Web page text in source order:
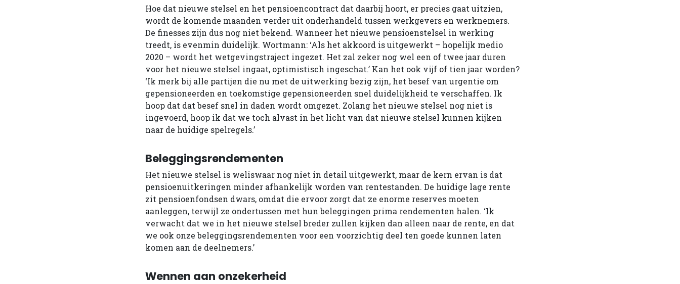
Hoe dat nieuwe stelsel en het pensioencontract dat daarbij hoort, er precies gaat uitzien,
wordt de komende maanden verder uit onderhandeld tussen werkgevers en werknemers.
De finesses zijn dus nog niet bekend. Wanneer het nieuwe pensioenstelsel in werking
treedt, is evenmin duidelijk. Wortmann: ‘Als het akkoord is uitgewerkt – hopelijk medio
2020 – wordt het wetgevingstraject ingezet. Het zal zeker nog wel een of twee jaar duren
voor het nieuwe stelsel ingaat, optimistisch ingeschat.’ Kan het ook vijf of tien jaar worden?
‘Ik merk bij alle partijen die nu met de uitwerking bezig zijn, het besef van urgentie om
gepensioneerden en toekomstige gepensioneerden snel duidelijkheid te verschaffen. Ik
hoop dat dat besef snel in daden wordt omgezet. Zolang het nieuwe stelsel nog niet is
ingevoerd, hoop ik dat we toch alvast in het licht van dat nieuwe stelsel kunnen kijken
naar de huidige spelregels.’
Beleggingsrendementen
Het nieuwe stelsel is weliswaar nog niet in detail uitgewerkt, maar de kern ervan is dat
pensioenuitkeringen minder afhankelijk worden van rentestanden. De huidige lage rente
zit pensioenfondsen dwars, omdat die ervoor zorgt dat ze enorme reserves moeten
aanleggen, terwijl ze ondertussen met hun beleggingen prima rendementen halen. ‘Ik
verwacht dat we in het nieuwe stelsel breder zullen kijken dan alleen naar de rente, en dat
we ook onze beleggingsrendementen voor een voorzichtig deel ten goede kunnen laten
komen aan de deelnemers.’
Wennen aan onzekerheid